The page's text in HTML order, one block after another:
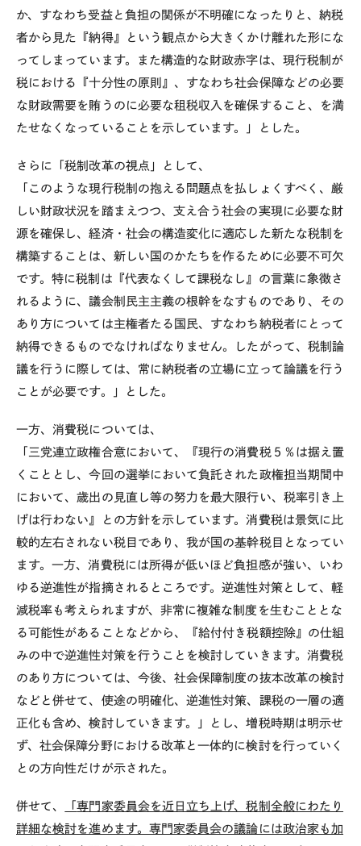
か、すなわち受益と負担の関係が不明確になったりと、納税
者から見た『納得』という観点から大きくかけ離れた形にな
ってしまっています。また構造的な財政赤字は、現行税制が
税における『十分性の原則』、すなわち社会保障などの必要
な財政需要を賄うのに必要な租税収入を確保すること、を満
たせなくなっていることを示しています。」とした。
さらに「税制改革の視点」として、
「このような現行税制の抱える問題点を払しょくすべく、厳
しい財政状況を踏まえつつ、支え合う社会の実現に必要な財
源を確保し、経済・社会の構造変化に適応した新たな税制を
構築することは、新しい国のかたちを作るために必要不可欠
です。特に税制は『代表なくして課税なし』の言葉に象徴さ
れるように、議会制民主主義の根幹をなすものであり、その
あり方については主権者たる国民、すなわち納税者にとって
納得できるものでなければなりません。したがって、税制論
議を行うに際しては、常に納税者の立場に立って論議を行う
ことが必要です。」とした。
一方、消費税については、
「三党連立政権合意において、『現行の消費税５％は据え置
くこととし、今回の選挙において負託された政権担当期間中
において、歳出の見直し等の努力を最大限行い、税率引き上
げは行わない』との方針を示しています。消費税は景気に比
較的左右されない税目であり、我が国の基幹税目となってい
ます。一方、消費税には所得が低いほど負担感が強い、いわ
ゆる逆進性が指摘されるところです。逆進性対策として、軽
減税率も考えられますが、非常に複雑な制度を生むこととな
る可能性があることなどから、『給付付き税額控除』の仕組
みの中で逆進性対策を行うことを検討していきます。消費税
のあり方については、今後、社会保障制度の抜本改革の検討
などと併せて、使途の明確化、逆進性対策、課税の一層の適
正化も含め、検討していきます。」とし、増税時期は明示せ
ず、社会保障分野における改革と一体的に検討を行っていく
との方向性だけが示された。
併せて、 「専門家委員会を近日立ち上げ、税制全般にわたり
詳細な検討を進めます。専門家委員会の議論には政治家も加